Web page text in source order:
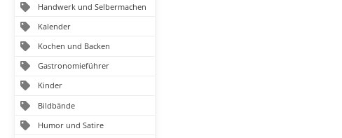
Handwerk und Selbermachen
Kalender
Kochen und Backen
Gastronomieführer
Kinder
Bildbände
Humor und Satire